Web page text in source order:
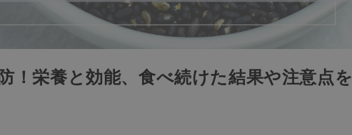
！栄養と効能、食べ続けた結果や注意点を